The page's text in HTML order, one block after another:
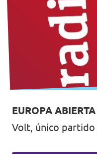
EUROPA
Volt, único